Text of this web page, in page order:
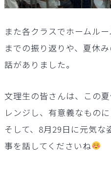
また各クラスでホームル
までの振り返りや、夏休
話がありました。
文理生の皆さんは、この
レンジし、有意義なもの
そして、8月29日に元気
事を話してくださいね